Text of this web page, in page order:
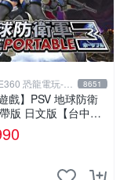
恐龍電玩-台 8651
戲】PSV 地球防衛
版 日文版【台中恐